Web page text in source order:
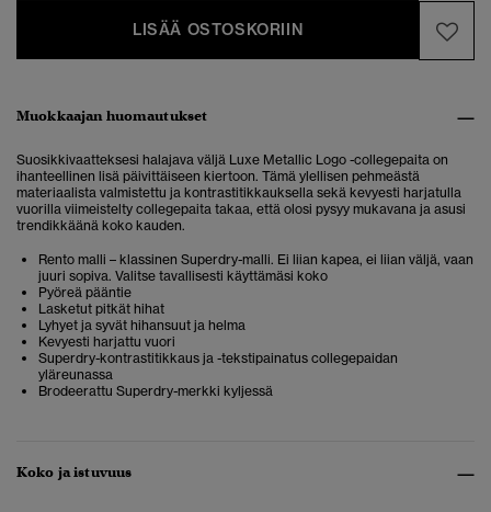
LISÄÄ OSTOSKORIIN
Muokkaajan huomautukset
Suosikkivaatteksesi halajava väljä Luxe Metallic Logo -collegepaita on
ihanteellinen lisä päivittäiseen kiertoon. Tämä ylellisen pehmeästä
materiaalista valmistettu ja kontrastitikkauksella sekä kevyesti harjatulla
vuorilla viimeistelty collegepaita takaa, että olosi pysyy mukavana ja asusi
trendikkäänä koko kauden.
Rento malli – klassinen Superdry-malli. Ei liian kapea, ei liian väljä, vaan
juuri sopiva. Valitse tavallisesti käyttämäsi koko
Pyöreä pääntie
Lasketut pitkät hihat
Lyhyet ja syvät hihansuut ja helma
Kevyesti harjattu vuori
Superdry-kontrastitikkaus ja -tekstipainatus collegepaidan
yläreunassa
Brodeerattu Superdry-merkki kyljessä
Koko ja istuvuus